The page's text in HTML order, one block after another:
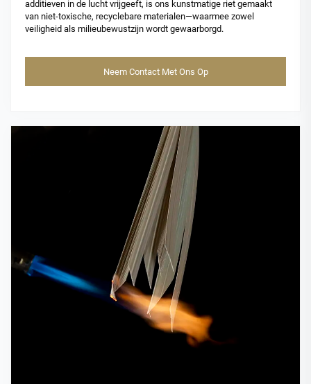
additieven in de lucht vrijgeeft, is ons kunstmatige riet gemaakt
van niet-toxische, recyclebare materialen—waarmee zowel
veiligheid als milieubewustzijn wordt gewaarborgd.
Neem Contact Met Ons Op